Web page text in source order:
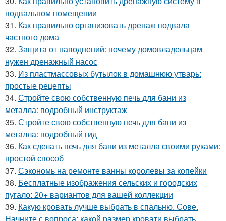
подвальном помещении
31. Как правильно организовать дренаж подвала
частного дома
32. Защита от наводнений: почему домовладельцам
нужен дренажный насос
33. Из пластмассовых бутылок в домашнюю утварь:
простые рецепты
34. Стройте свою собственную печь для бани из
металла: подробный инструктаж
35. Стройте свою собственную печь для бани из
металла: подробный гид
36. Как сделать печь для бани из металла своими руками:
простой способ
37. Сэкономь на ремонте ванны королевы за копейки
38. Бесплатные изображения сельских и городских
пугало: 20+ вариантов для вашей коллекции
39. Какую кровать лучше выбрать в спальню. Сове.
Начните с вопроса: какой размер кровати выбрать